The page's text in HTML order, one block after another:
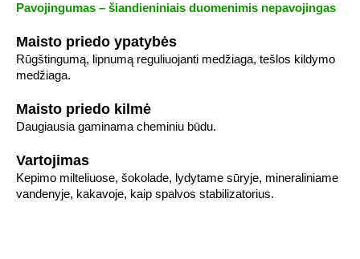
Pavojingumas – šiandieniniais duomenimis nepavojingas
Maisto priedo ypatybės
Rūgštingumą, lipnumą reguliuojanti medžiaga, tešlos kildymo
medžiaga.
Maisto priedo kilmė
Daugiausia gaminama cheminiu būdu.
Vartojimas
Kepimo milteliuose, šokolade, lydytame sūryje, mineraliniame
vandenyje, kakavoje, kaip spalvos stabilizatorius.